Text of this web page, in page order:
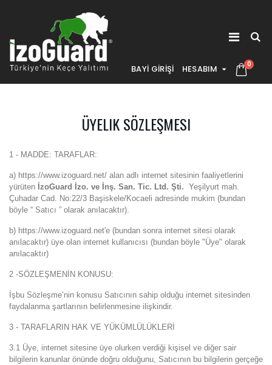
BAYİ GİRİŞİ HESABIM 0
ÜYELIK SÖZLEŞMESI
1 - MADDE: TARAFLAR:
a) https://www.izoguard.net/ alan adlı internet sitesinin faaliyetlerini
yürüten İzoGuard İzo. ve İnş. San. Tic. Ltd. Şti. Yeşilyurt mah.
Çuhadar Cad. No:22/3 Başiskele/Kocaeli adresinde mukim (bundan
böyle “ Satıcı ” olarak anılacaktır).
b) https://www.izoguard.net'e (bundan sonra internet sitesi olarak
anılacaktır) üye olan internet kullanıcısı (bundan böyle "Üye" olarak
anılacaktır)
2 -SÖZLEŞMENİN KONUSU:
İşbu Sözleşme’nin konusu Satıcının sahip olduğu internet sitesinden
faydalanma şartlarının belirlenmesine ilişkindir.
3 - TARAFLARIN HAK VE YÜKÜMLÜLÜKLERİ
3.1 Üye, internet sitesine üye olurken verdiği kişisel ve diğer sair
bilgilerin kanunlar önünde doğru olduğunu, Satıcının bu bilgilerin gerçeğe